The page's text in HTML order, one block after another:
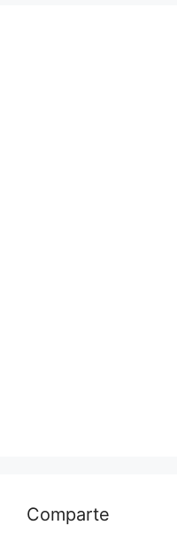
Comparte